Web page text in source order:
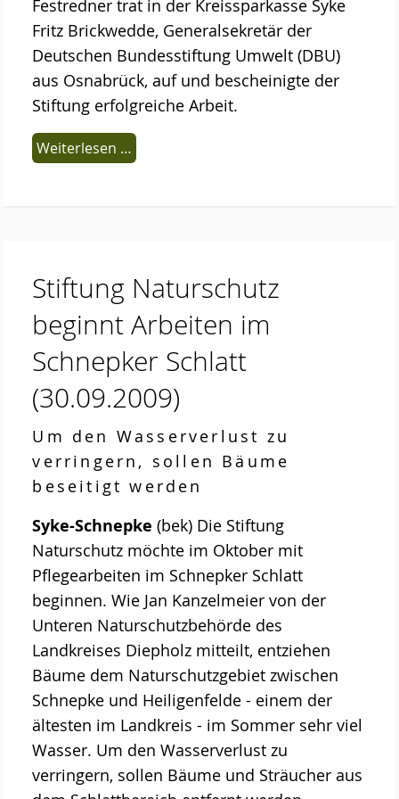
Festredner trat in der Kreissparkasse Syke
Fritz Brickwedde, Generalsekretär der
Deutschen Bundesstiftung Umwelt (DBU)
aus Osnabrück, auf und bescheinigte der
Stiftung erfolgreiche Arbeit.
Weiterlesen …
Stiftung Naturschutz
beginnt Arbeiten im
Schnepker Schlatt
(30.09.2009)
Um den Wasserverlust zu
verringern, sollen Bäume
beseitigt werden
Syke-Schnepke(bek) Die Stiftung
Naturschutz möchte im Oktober mit
Pflegearbeiten im Schnepker Schlatt
beginnen. Wie Jan Kanzelmeier von der
Unteren Naturschutzbehörde des
Landkreises Diepholz mitteilt, entziehen
Bäume dem Naturschutzgebiet zwischen
Schnepke und Heiligenfelde - einem der
ältesten im Landkreis - im Sommer sehr viel
Wasser. Um den Wasserverlust zu
verringern, sollen Bäume und Sträucher aus